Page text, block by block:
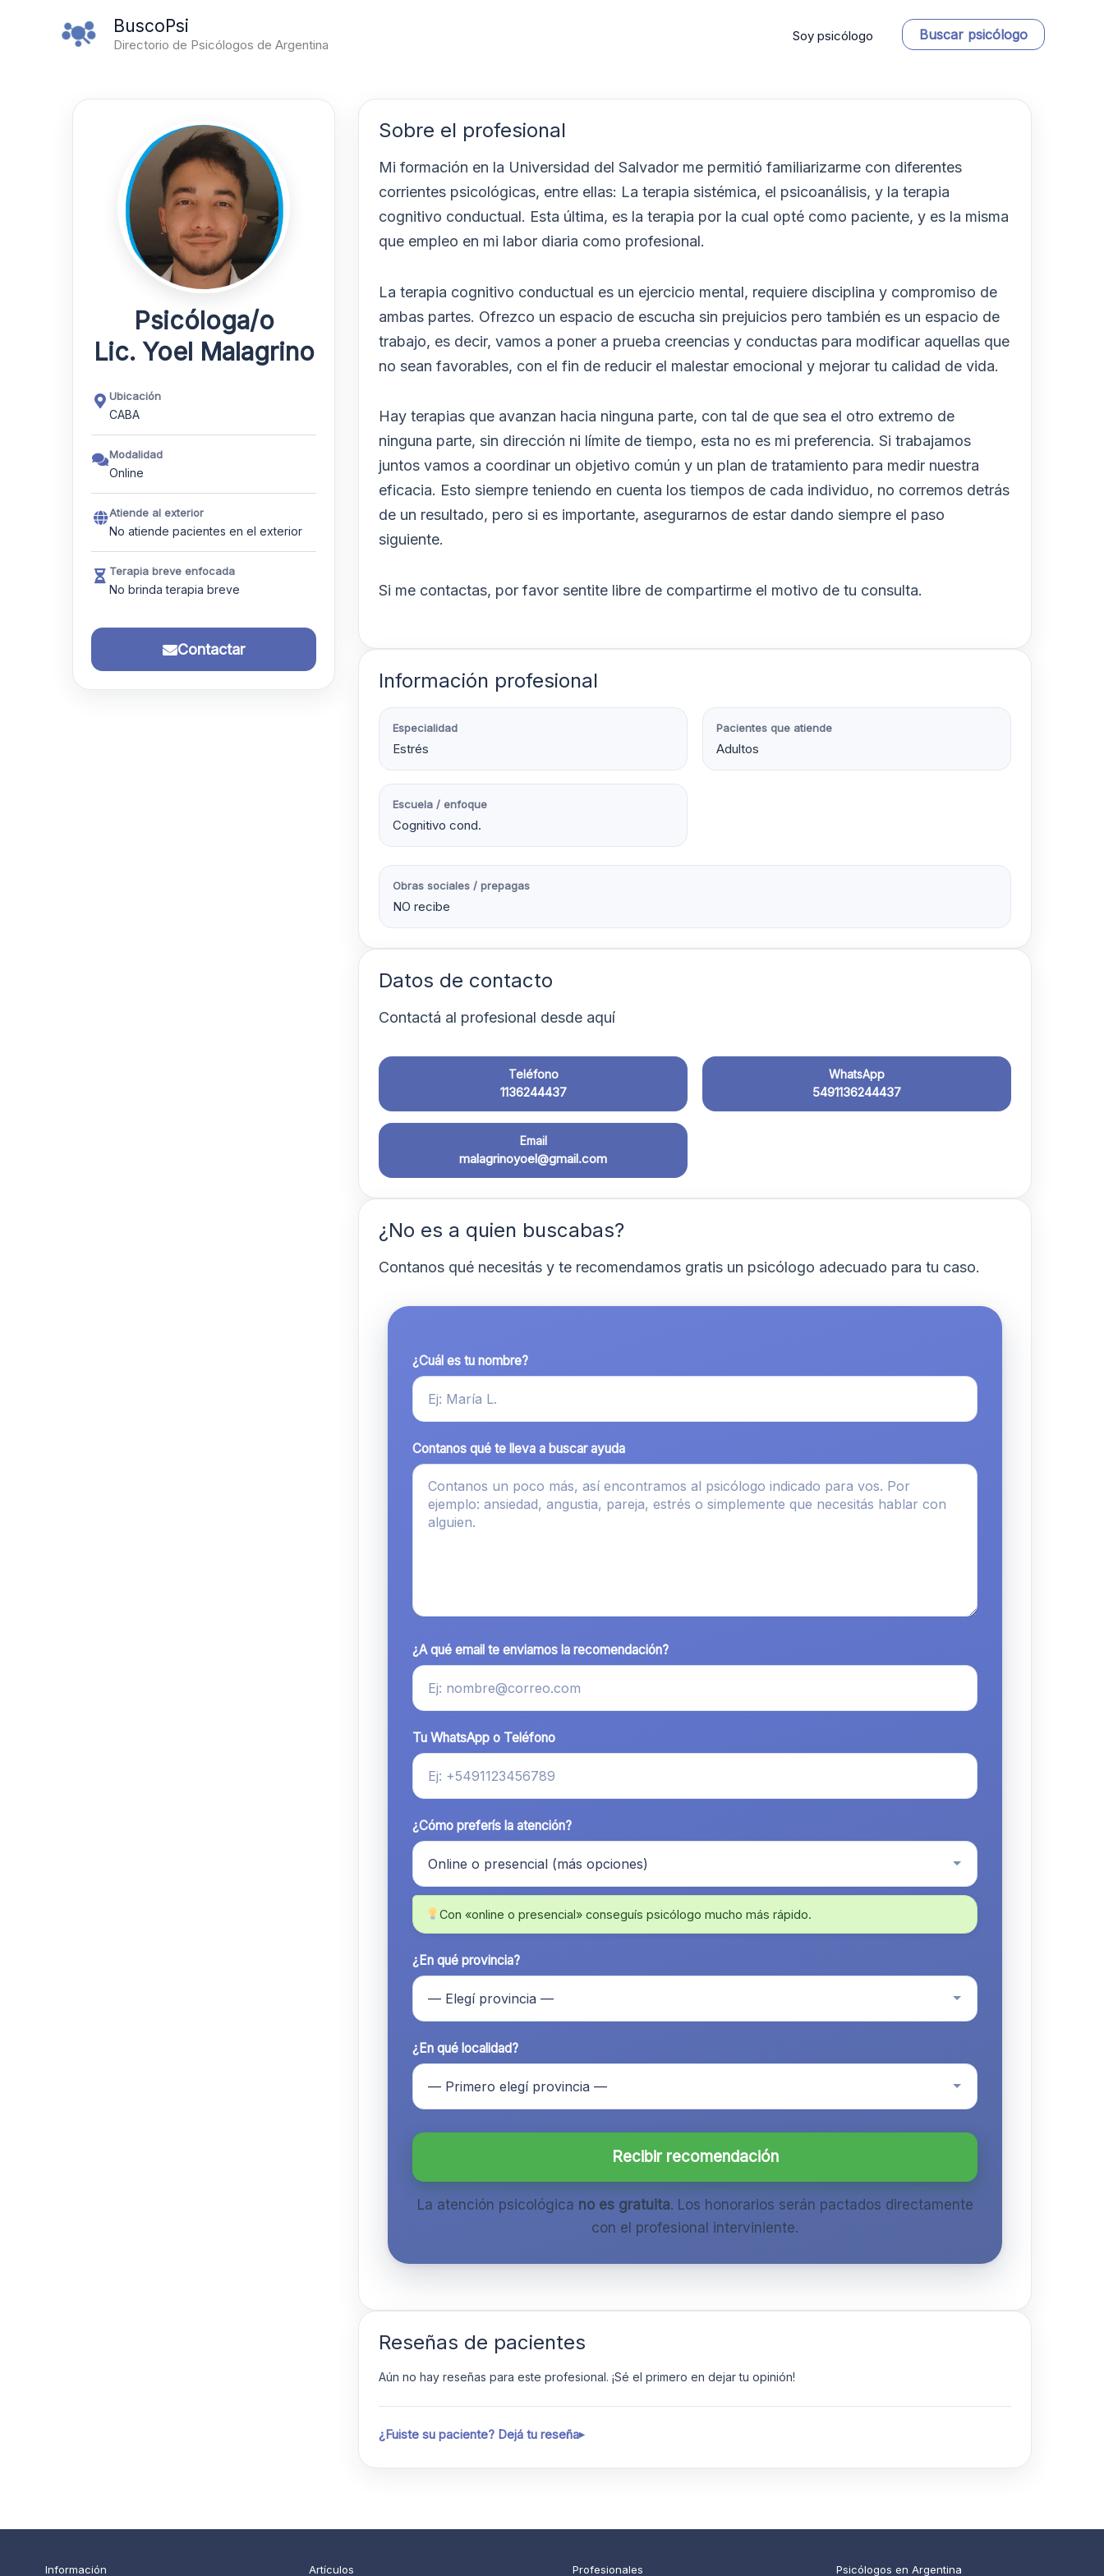
BuscoPsi
Directorio de Psicólogos de Argentina
Soy psicólogo Buscar psicólogo
Psicóloga/o
Lic. Yoel Malagrino
Ubicación
CABA
Modalidad
Online
Atiende al exterior
No atiende pacientes en el exterior
Terapia breve enfocada
No brinda terapia breve
Contactar
Sobre el profesional
Mi formación en la Universidad del Salvador me permitió familiarizarme con diferentes
corrientes psicológicas, entre ellas: La terapia sistémica, el psicoanálisis, y la terapia
cognitivo conductual. Esta última, es la terapia por la cual opté como paciente, y es la misma
que empleo en mi labor diaria como profesional.
La terapia cognitivo conductual es un ejercicio mental, requiere disciplina y compromiso de
ambas partes. Ofrezco un espacio de escucha sin prejuicios pero también es un espacio de
trabajo, es decir, vamos a poner a prueba creencias y conductas para modificar aquellas que
no sean favorables, con el fin de reducir el malestar emocional y mejorar tu calidad de vida.
Hay terapias que avanzan hacia ninguna parte, con tal de que sea el otro extremo de
ninguna parte, sin dirección ni límite de tiempo, esta no es mi preferencia. Si trabajamos
juntos vamos a coordinar un objetivo común y un plan de tratamiento para medir nuestra
eficacia. Esto siempre teniendo en cuenta los tiempos de cada individuo, no corremos detrás
de un resultado, pero si es importante, asegurarnos de estar dando siempre el paso
siguiente.
Si me contactas, por favor sentite libre de compartirme el motivo de tu consulta.
Información profesional
Especialidad
Estrés
Pacientes que atiende
Adultos
Escuela / enfoque
Cognitivo cond.
Obras sociales / prepagas
NO recibe
Datos de contacto
Contactá al profesional desde aquí
Teléfono
1136244437
WhatsApp
5491136244437
Email
malagrinoyoel@gmail.com
¿No es a quien buscabas?
Contanos qué necesitás y te recomendamos gratis un psicólogo adecuado para tu caso.
¿Cuál es tu nombre?
Contanos qué te lleva a buscar ayuda
¿A qué email te enviamos la recomendación?
Tu WhatsApp o Teléfono
¿Cómo preferís la atención?
Con «online o presencial» conseguís psicólogo mucho más rápido.
¿En qué provincia?
¿En qué localidad?
Recibir recomendación
La atención psicológica no es gratuita. Los honorarios serán pactados directamente
con el profesional interviniente.
Reseñas de pacientes
Aún no hay reseñas para este profesional. ¡Sé el primero en dejar tu opinión!
¿Fuiste su paciente? Dejá tu reseña
Información Artículos Profesionales Psicólogos en Argentina